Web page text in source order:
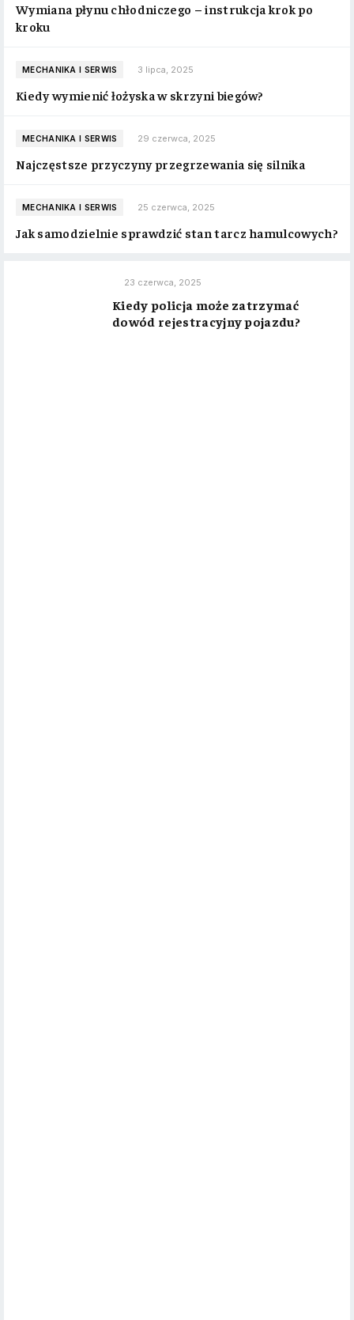
Wymiana płynu chłodniczego – instrukcja krok po
kroku
MECHANIKA I SERWIS 3 lipca, 2025
Kiedy wymienić łożyska w skrzyni biegów?
MECHANIKA I SERWIS 29 czerwca, 2025
Najczęstsze przyczyny przegrzewania się silnika
MECHANIKA I SERWIS 25 czerwca, 2025
Jak samodzielnie sprawdzić stan tarcz hamulcowych?
23 czerwca, 2025
Kiedy policja może zatrzymać
dowód rejestracyjny pojazdu?